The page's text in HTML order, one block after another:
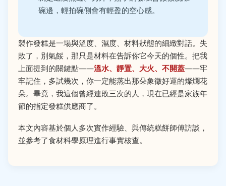
碗邊，輕拍碗側會有輕盈的空心感。
製作發糕是一場與溫度、濕度、材料狀態的細緻對話。失
敗了，別氣餒，那只是材料在告訴你它今天的個性。把我
上面提到的關鍵點——溫水、靜置、大火、不開蓋——牢
牢記住，多試幾次，你一定能蒸出那朵象徵好運的燦爛花
朵。畢竟，我這個曾經連敗三次的人，現在已經是家族年
節的指定發糕供應商了。
本文內容基於個人多次實作經驗、與傳統糕餅師傅訪談，
並參考了食材科學原理進行事實核查。